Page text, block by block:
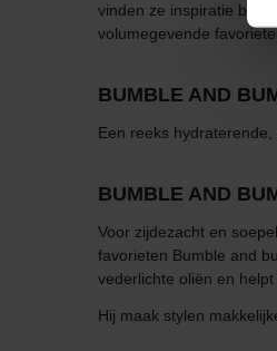
vinden ze inspiratie bij
volumegevende
BUMBLE AND
Een reeks
BUMBLE AND
Voor zijdezacht en
favorieten Bumble and
vederlichte oliën en
Hij maak stylen